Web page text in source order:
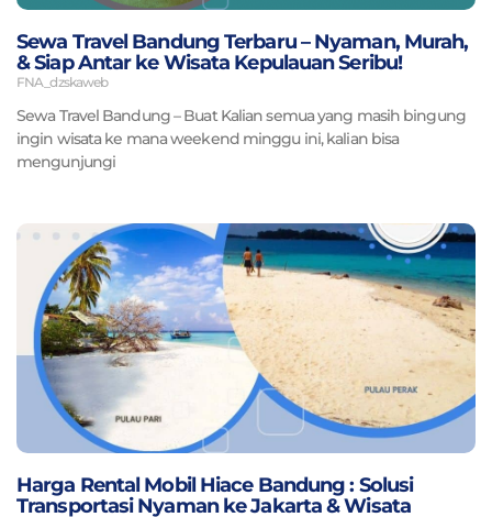
Sewa Travel Bandung Terbaru – Nyaman, Murah,
& Siap Antar ke Wisata Kepulauan Seribu!
FNA_dzskaweb
Sewa Travel Bandung – Buat Kalian semua yang masih bingung
ingin wisata ke mana weekend minggu ini, kalian bisa
mengunjungi
Harga Rental Mobil Hiace Bandung : Solusi
Transportasi Nyaman ke Jakarta & Wisata